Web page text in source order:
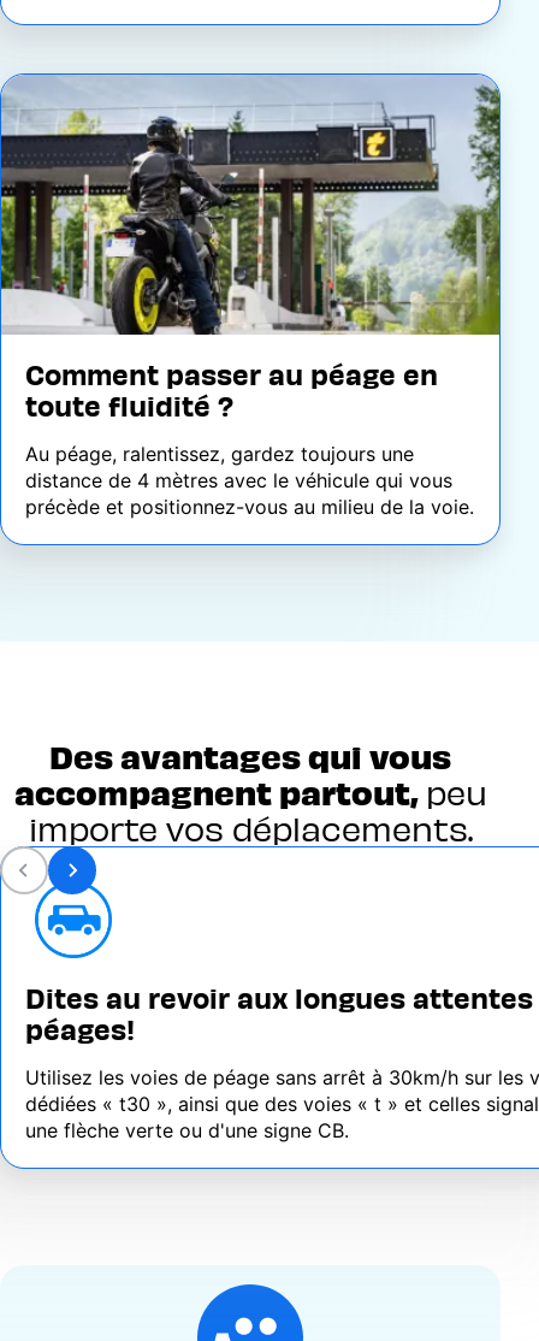
Image
Comment passer au péage en
toute fluidité ?
Au péage, ralentissez, gardez toujours une
distance de 4 mètres avec le véhicule qui vous
précède et positionnez-vous au milieu de la voie.
Des avantages qui vous
accompagnent partout,peu
importe vos déplacements.
Dites au revoir aux longues attentes
péages!
Utilisez les voies de péage sans arrêt à 30km/h sur les
dédiées « t30 », ainsi que des voies « t » et celles
une flèche verte ou d'une signe CB.